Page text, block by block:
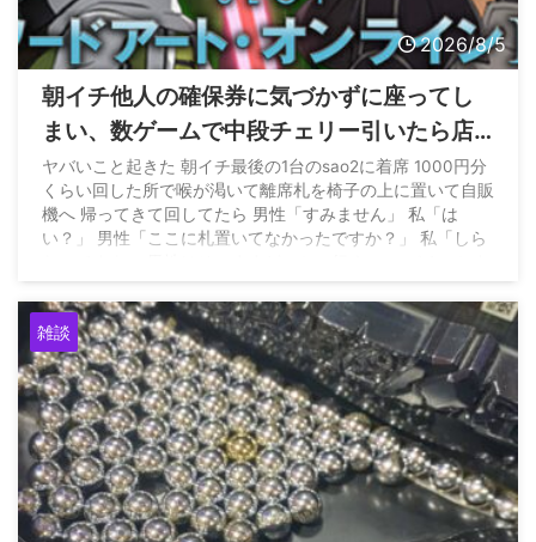
2026/8/5
朝イチ他人の確保券に気づかずに座ってし
まい、数ゲームで中段チェリー引いたら店
員に代われと言われてしまったのだが
ヤバいこと起きた 朝イチ最後の1台のsao2に着席 1000円分
くらい回した所で喉が渇いて離席札を椅子の上に置いて自販
機へ 帰ってきて回してたら 男性「すみません」 私「は
い？」 男性「ここに札置いてなかったですか？」 私「しら
雑談